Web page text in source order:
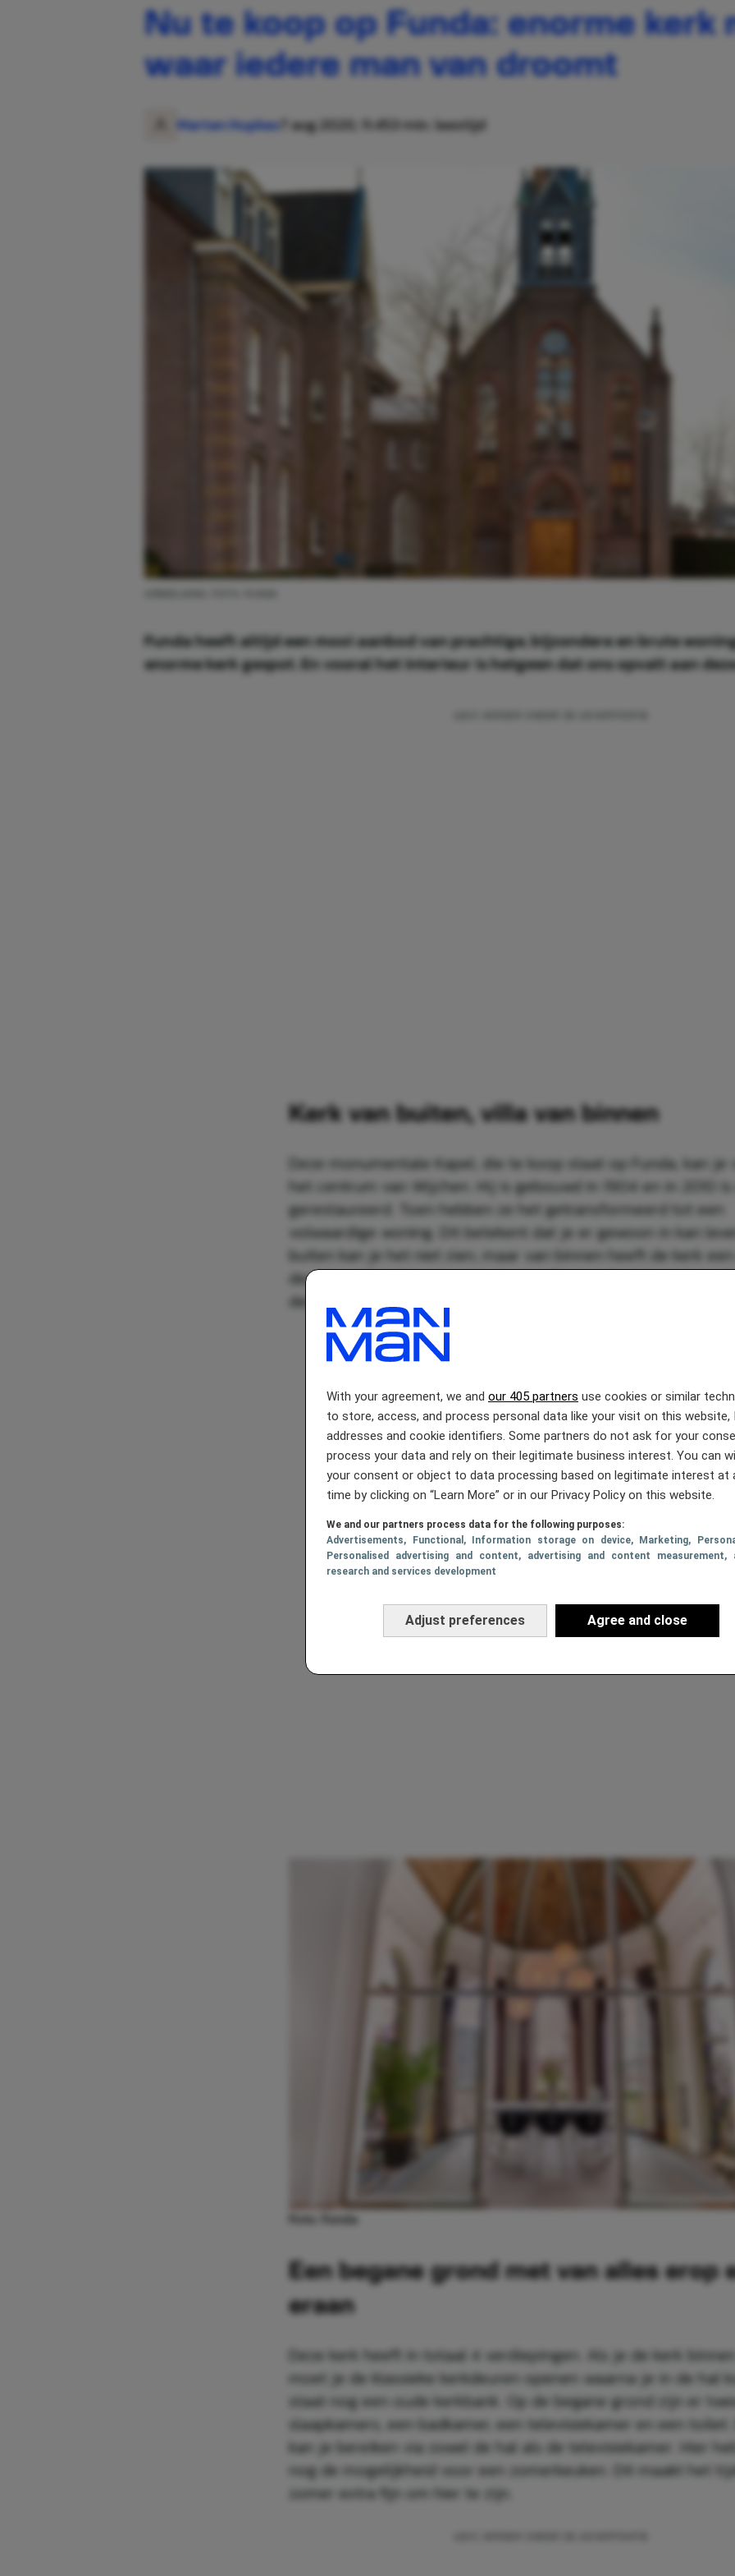
With your agreement, we and our 405 partners use cookies or similar
to store, access, and process personal data like your visit on this website,
addresses and cookie identifiers. Some partners do not ask for your
process your data and rely on their legitimate business interest. You can
your consent or object to data processing based on legitimate interest at
time by clicking on “Learn More” or in our Privacy Policy on this website.
We and our partners process data for the following purposes:
Advertisements, Functional , Information storage on device, Marketing,
Personalised advertising and content, advertising and content measurement,
research and services development
Adjust preferences Agree and close
Nu te koop op Funda: enorme kerk
waar iedere man van droomt
Merten Hupkes7 aug 2020, 11:453 min. leestijd
Funda heeft altijd een mooi aanbod van prachtige, bijzondere en brute
enorme kerk gespot. En vooral het interieur is hetgeen dat ons opvalt aan
Kerk van buiten, villa van binnen
Deze monumentale Kapel, die te koop staat op Funda, kan je
het centrum van Wijchen. Hij is gebouwd in 1904 en in 2010
gerestaureerd. Toen hebben ze het getransformeerd tot een
volwaardige woning. Dit betekent dat je er gewoon in kan
buiten kan je het niet zien, maar van binnen heeft de kerk
design wat het tot een ware droomvilla maakt. Het
deze kerk hangt is ruim 1 miljoen euro, maar dan krijg je ook
Foto: Funda
Een begane grond met van alles erop
eraan
Deze kerk heeft in totaal 4 verdiepingen. Als je de kerk
moet je de klassieke kerkdeuren openen waarna je in de hal
staat nog een oude kerkbank. Op de begane grond zijn er
slaapkamers, een badkamer, een televisiekamer en een toilet.
kan je bereiken via zowel de hal als de televisiekamer. Hier
nog de mogelijkheid voor een zomerkeuken. Dit maakt het
zomer extra fijn om hier te zijn.